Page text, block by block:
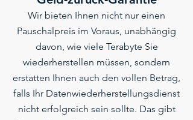
Wir bieten Ihnen nicht nur einen
Pauschalpreis im Voraus, unabhängig
davon, wie viele Terabyte Sie
wiederherstellen müssen, sondern
erstatten Ihnen auch den vollen Betrag,
falls Ihr Datenwiederherstellungsdienst
nicht erfolgreich sein sollte. Das gibt